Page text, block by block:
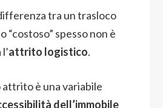
tra un trasloco
“costoso” spesso non è
attrito logistico.
attrito è una variabile
dell’immobile